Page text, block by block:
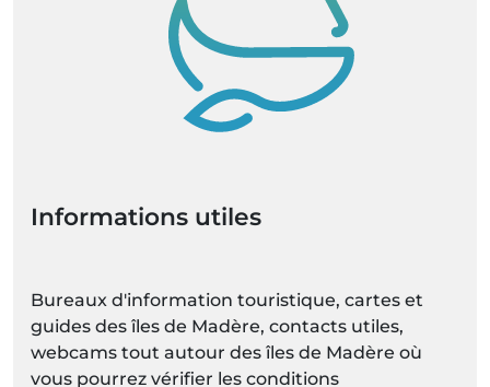
Informations utiles
Bureaux d'information touristique, cartes et
guides des îles de Madère, contacts utiles,
webcams tout autour des îles de Madère où
vous pourrez vérifier les conditions